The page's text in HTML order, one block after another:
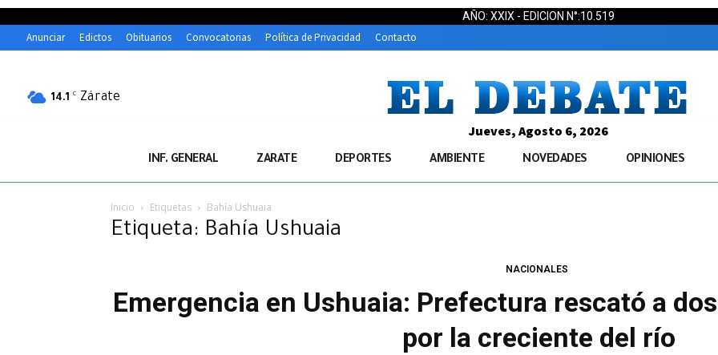
AÑO: XXIX - EDICION N°:10.519
Anunciar Edictos Obituarios Convocatorias Política de Privacidad Contacto
14.1 C Zárate
Jueves, Agosto 6, 2026
INF. GENERAL ZARATE DEPORTES AMBIENTE NOVEDADES OPINIONES
Inicio Etiquetas Bahía Ushuaia
Etiqueta: Bahía Ushuaia
NACIONALES
Emergencia en Ushuaia: Prefectura rescató a
por la creciente del río